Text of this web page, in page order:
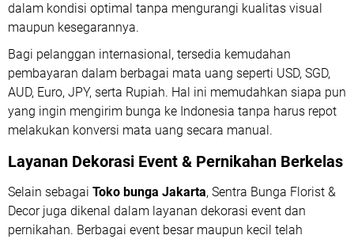
dalam kondisi optimal tanpa mengurangi kualitas visual
maupun kesegarannya.
Bagi pelanggan internasional, tersedia kemudahan
pembayaran dalam berbagai mata uang seperti USD, SGD,
AUD, Euro, JPY, serta Rupiah. Hal ini memudahkan siapa pun
yang ingin mengirim bunga ke Indonesia tanpa harus repot
melakukan konversi mata uang secara manual.
Layanan Dekorasi Event & Pernikahan Berkelas
Selain sebagai Toko bunga Jakarta, Sentra Bunga Florist &
Decor juga dikenal dalam layanan dekorasi event dan
pernikahan. Berbagai event besar maupun kecil telah